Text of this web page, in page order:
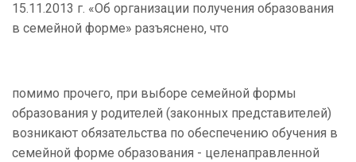
15.11.2013 г. «Об организации получения образования
в семейной форме» разъяснено, что
помимо прочего, при выборе семейной формы
образования у родителей (законных представителей)
возникают обязательства по обеспечению обучения в
семейной форме образования - целенаправленной